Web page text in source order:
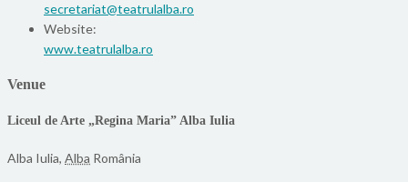
secretariat@teatrulalba.ro
Website:
www.teatrulalba.ro
Venue
Liceul de Arte „Regina Maria” Alba Iulia
Alba Iulia, Alba România